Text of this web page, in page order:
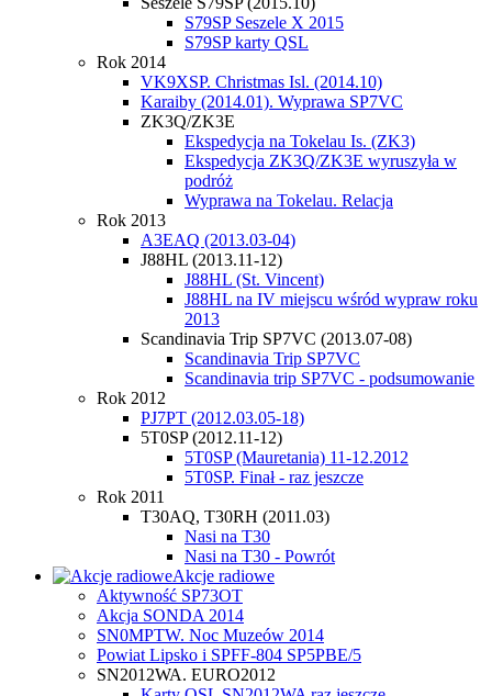
S79SP Seszele X 2015
S79SP karty QSL
Rok 2014
VK9XSP. Christmas Isl. (2014.10)
Karaiby (2014.01). Wyprawa SP7VC
ZK3Q/ZK3E
Ekspedycja na Tokelau Is. (ZK3)
Ekspedycja ZK3Q/ZK3E wyruszyła w
podróż
Wyprawa na Tokelau. Relacja
Rok 2013
A3EAQ (2013.03-04)
J88HL (2013.11-12)
J88HL (St. Vincent)
J88HL na IV miejscu wśród wypraw roku
2013
Scandinavia Trip SP7VC (2013.07-08)
Scandinavia Trip SP7VC
Scandinavia trip SP7VC - podsumowanie
Rok 2012
PJ7PT (2012.03.05-18)
5T0SP (2012.11-12)
5T0SP (Mauretania) 11-12.2012
5T0SP. Finał - raz jeszcze
Rok 2011
T30AQ, T30RH (2011.03)
Nasi na T30
Nasi na T30 - Powrót
Akcje radiowe
Aktywność SP73OT
Akcja SONDA 2014
SN0MPTW. Noc Muzeów 2014
Powiat Lipsko i SPFF-804 SP5PBE/5
SN2012WA. EURO2012